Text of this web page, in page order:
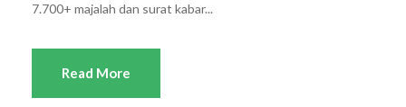
7.700+ majalah dan surat kabar...
Read More